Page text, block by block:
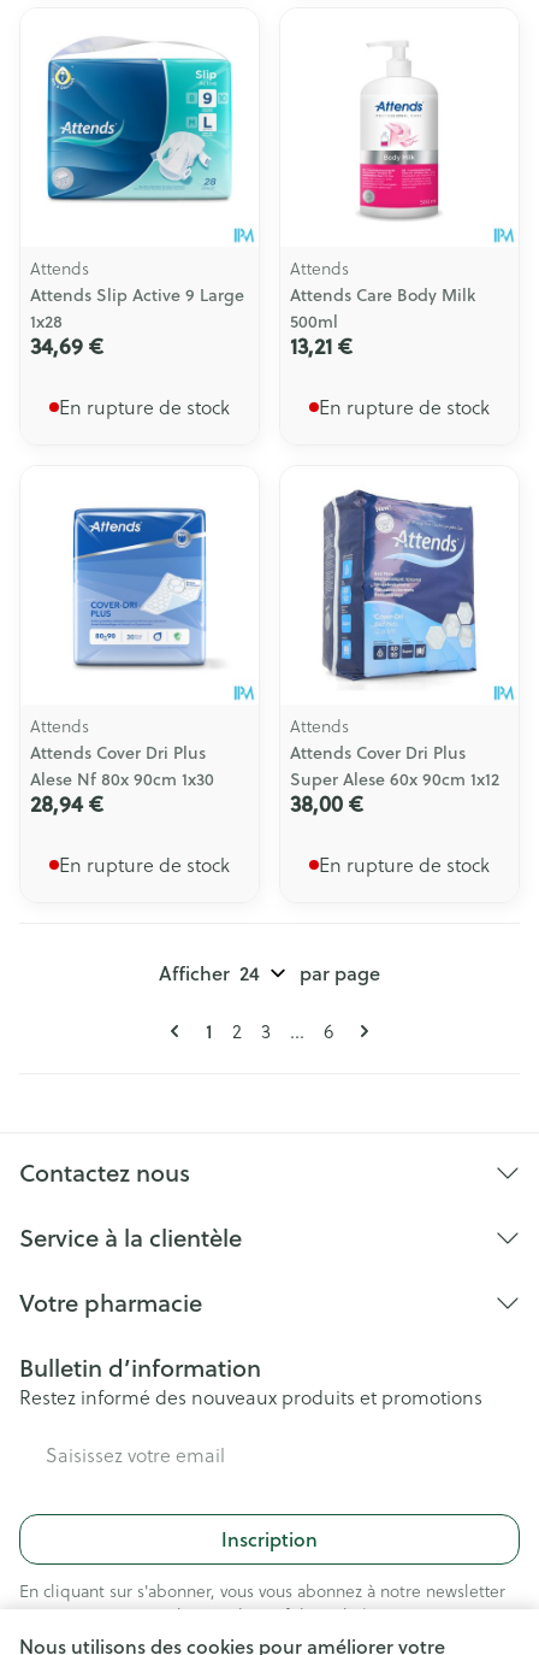
Nous utilisons des cookies pour améliorer votre
Attends
Attends Slip Active 9 Large
1x28
34,69 €
En rupture de stock
Attends
Attends Care Body Milk
500ml
13,21 €
En rupture de stock
Attends
Attends Cover Dri Plus
Alese Nf 80x 90cm 1x30
28,94 €
En rupture de stock
Attends
Attends Cover Dri Plus
Super Alese 60x 90cm 1x12
38,00 €
En rupture de stock
Pages
Vous lisez actuellement la page
1 Page
2 Page
3 ... Page
6
Afficher par page
Contactez nous
Service à la clientèle
Votre pharmacie
Bulletin d’information
Restez informé des nouveaux produits et promotions
Inscription
En cliquant sur s'abonner, vous vous abonnez à notre newsletter
et acceptez notrepolitique de confidentialité.